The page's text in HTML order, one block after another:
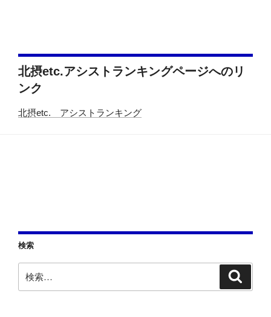
北摂etc.アシストランキングページへのリ
ンク
北摂etc. アシストランキング
検索
索: